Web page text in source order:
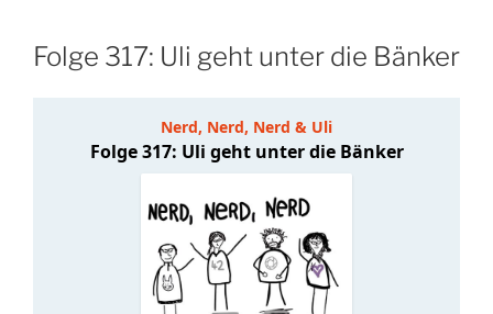
Folge 317: Uli geht unter die Bänker